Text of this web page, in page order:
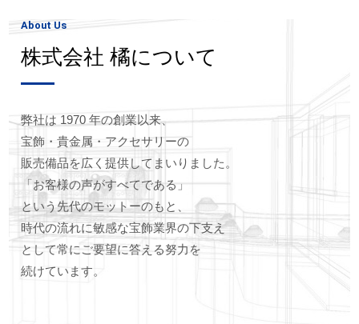
Learn More
「THE SPHERE」
Learn More
About Us
株式会社 橘について
弊社は 1970 年の創業以来、
宝飾・貴金属・アクセサリーの
販売備品を広く提供してまいりました。
「お客様の声がすべてである」
という先代のモットーのもと、
時代の流れに敏感な宝飾業界の下支え
として常にご要望に答える努力を
続けています。